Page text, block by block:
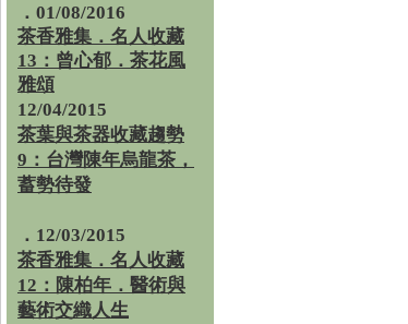
．01/08/2016
茶香雅集 ． 名人收藏
13：曾心郁．茶花風
雅頌
12/04/2015
茶葉與茶器收藏趨勢
9：台灣陳年烏龍茶，
蓄勢待發
．12/03/2015
茶香雅集．名人收藏
12：陳柏年．醫術與
藝術交織人生